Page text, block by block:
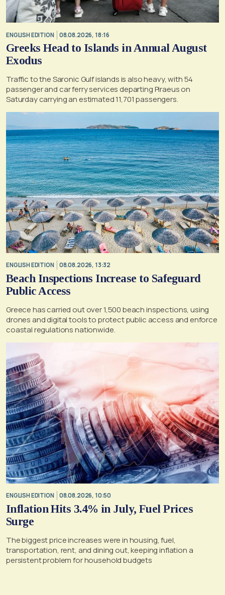
ENGLISH EDITION 08.08.2026, 18:16
Greeks Head to Islands in Annual August
Exodus
Traffic to the Saronic Gulf islands is also heavy, with 54
passenger and car ferry services departing Piraeus on
Saturday carrying an estimated 11,701 passengers.
ENGLISH EDITION 08.08.2026, 13:32
Beach Inspections Increase to Safeguard
Public Access
Greece has carried out over 1,500 beach inspections, using
drones and digital tools to protect public access and enforce
coastal regulations nationwide.
ENGLISH EDITION 08.08.2026, 10:50
Inflation Hits 3.4% in July, Fuel Prices
Surge
The biggest price increases were in housing, fuel,
transportation, rent, and dining out, keeping inflation a
persistent problem for household budgets